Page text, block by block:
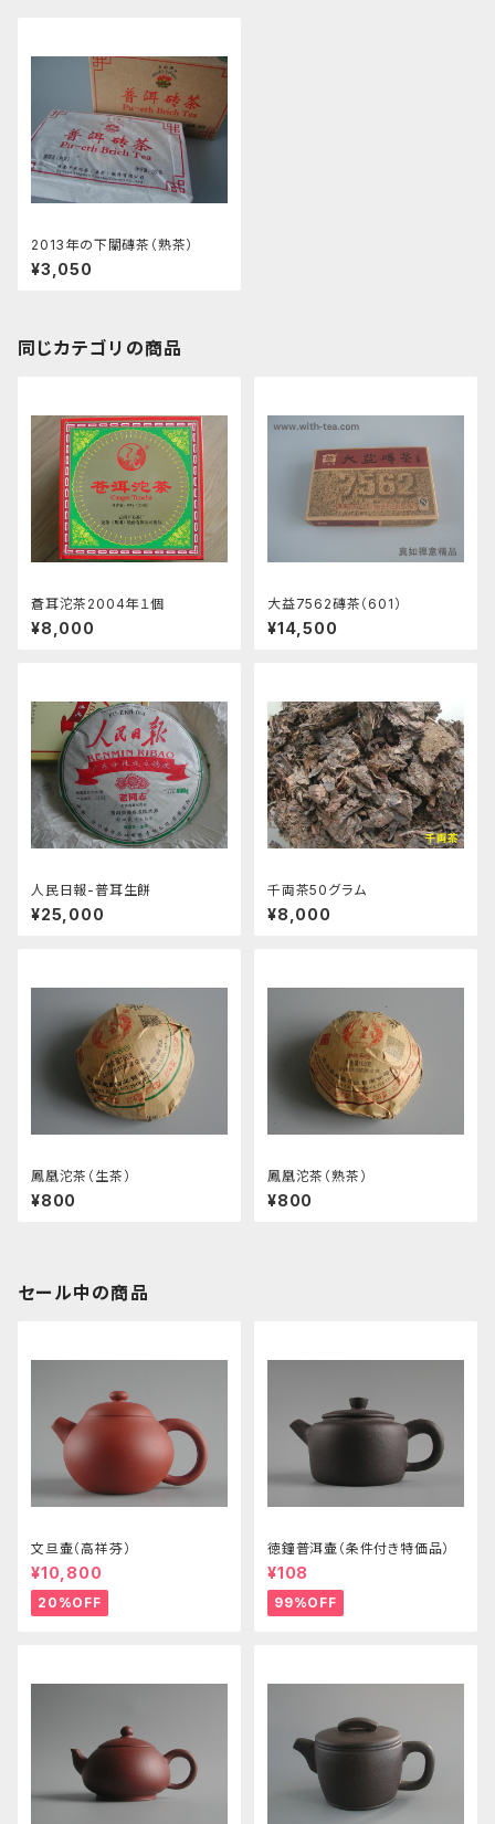
2013年の下關磚茶（熟茶）
¥3,050
同じカテゴリの商品
蒼耳沱茶2004年１個
¥8,000
大益7562磚茶（601）
¥14,500
人民日報-普耳生餅
¥25,000
千両茶50グラム
¥8,000
鳳凰沱茶（生茶）
¥800
鳳凰沱茶（熟茶）
¥800
セール中の商品
文旦壷（高祥芬）
¥10,800
20%OFF
徳鐘普洱壷（条件付き特価品）
¥108
99%OFF